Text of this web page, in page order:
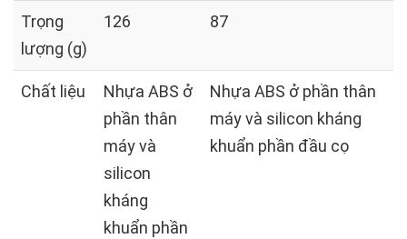
Trọng
lượng (g)
126 87
Chất liệu
Nhựa ABS ở
phần thân
máy và
silicon
kháng
khuẩn phần
Nhựa ABS ở phần thân
máy và silicon kháng
khuẩn phần đầu cọ